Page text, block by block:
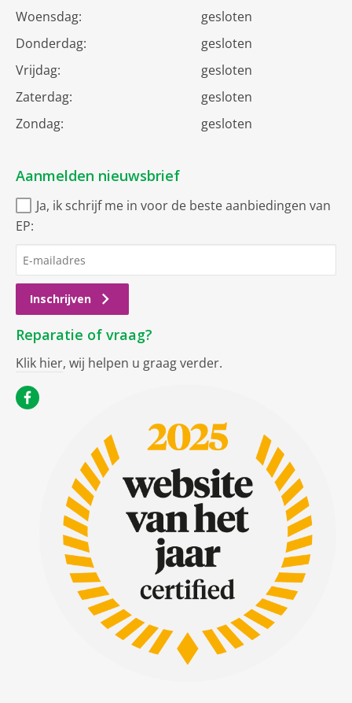
Woensdag:
gesloten
Donderdag:
gesloten
Vrijdag:
gesloten
Zaterdag:
gesloten
Zondag:
gesloten
Aanmelden nieuwsbrief
Ja, ik schrijf me in voor de beste aanbiedingen van
EP:
Inschrijven
Reparatie of vraag?
Klik hier, wij helpen u graag verder.